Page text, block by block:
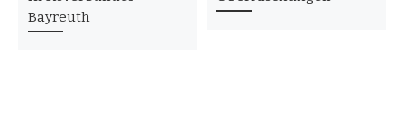
Bayreuth